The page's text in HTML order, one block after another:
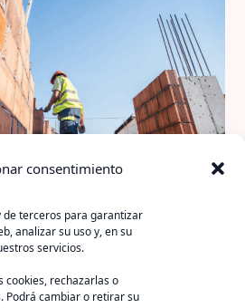
consentimiento
de terceros para garantizar
analizar su uso y, en su
servicios.
cookies, rechazarlas o
Podrá cambiar o retirar su
la reunión del Consejo de
Nacional de la
la que participó de forma
de FADECO Contratistas,